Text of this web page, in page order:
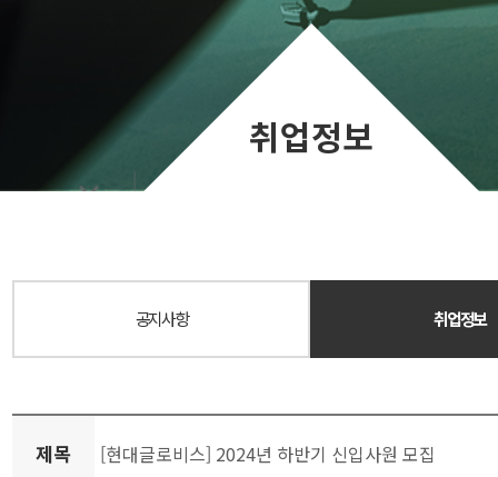
취업정보
공지사항 취업정보
제목 [현대글로비스] 2024년 하반기 신입사원 모집